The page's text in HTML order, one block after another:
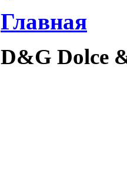
Главная
D&G Dolce